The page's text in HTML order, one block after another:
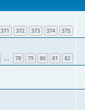
371 372 373 374 375
... 78 79 80 81 82